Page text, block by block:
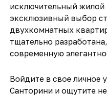
исключительный жилой
эксклюзивный выбор
двухкомнатных
тщательно
современную
Войдите в свое личное
Санторини и ощутите